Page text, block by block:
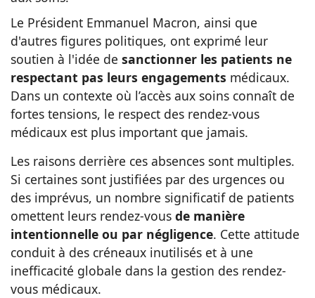
Le Président Emmanuel Macron, ainsi que
d'autres figures politiques, ont exprimé leur
soutien à l'idée de sanctionner les patients ne
respectant pas leurs engagements médicaux.
Dans un contexte où l’accès aux soins connaît de
fortes tensions, le respect des rendez-vous
médicaux est plus important que jamais.
Les raisons derrière ces absences sont multiples.
Si certaines sont justifiées par des urgences ou
des imprévus, un nombre significatif de patients
omettent leurs rendez-vous de manière
intentionnelle ou par négligence. Cette attitude
conduit à des créneaux inutilisés et à une
inefficacité globale dans la gestion des rendez-
vous médicaux.